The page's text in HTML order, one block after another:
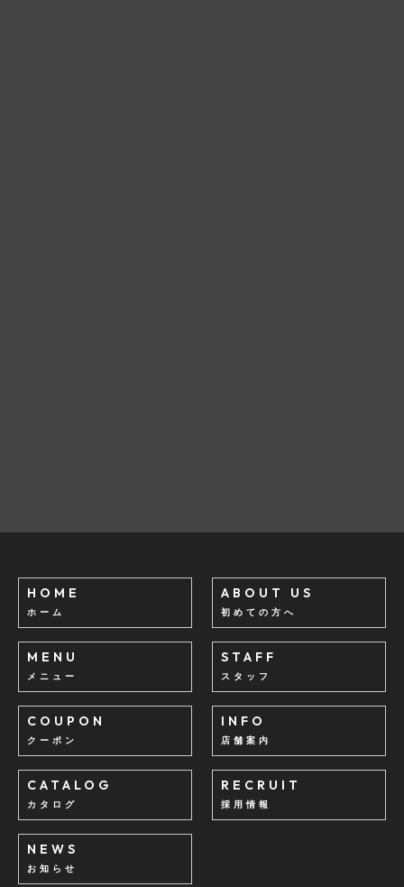
HOME
ホーム
ABOUT US
初めての方へ
MENU
メニュー
STAFF
スタッフ
COUPON
クーポン
INFO
店舗案内
CATALOG
カタログ
RECRUIT
採用情報
NEWS
お知らせ